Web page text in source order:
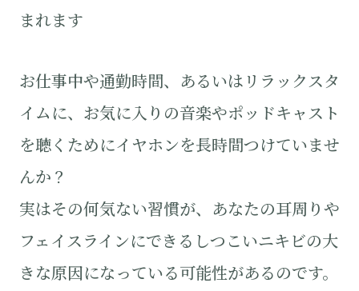
まれます
お仕事中や通勤時間、あるいはリラックスタ
イムに、お気に入りの音楽やポッドキャスト
を聴くためにイヤホンを長時間つけていませ
んか？
実はその何気ない習慣が、あなたの耳周りや
フェイスラインにできるしつこいニキビの大
きな原因になっている可能性があるのです。